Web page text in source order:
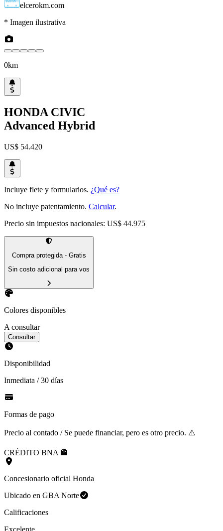
elcerokm.com
* Imagen ilustrativa
0km
HONDA CIVIC
Advanced Hybrid
US$ 54.420
Incluye flete y formularios. ¿Qué es?
No incluye patentamiento. Calcular.
Precio sin impuestos nacionales: US$ 44.975
Compra protegida - Gratis
Sin costo adicional para vos
Colores disponibles
A consultar
Consultar
Disponibilidad
Inmediata / 30 días
Formas de pago
Precio al contado / Se puede financiar, pero es otro precio. ⚠️
CRÉDITO BNA 🏦
Concesionario oficial Honda
Ubicado en GBA Norte
Calificaciones
Excelente